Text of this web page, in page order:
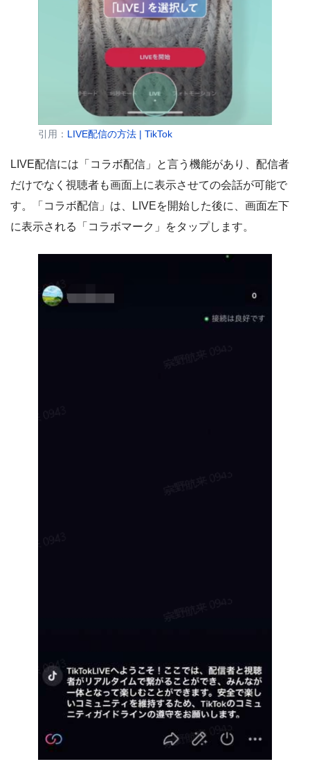
引用： LIVE配信の方法 | TikTok
LIVE配信には「コラボ配信」と言う機能があり、配信者
だけでなく視聴者も画面上に表示させての会話が可能で
す。「コラボ配信」は、LIVEを開始した後に、画面左下
に表示される「コラボマーク」をタップします。